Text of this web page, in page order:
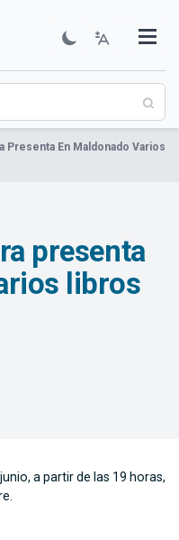
Presenta En Maldonado Varios
presenta
libros
a partir de las 19 horas,